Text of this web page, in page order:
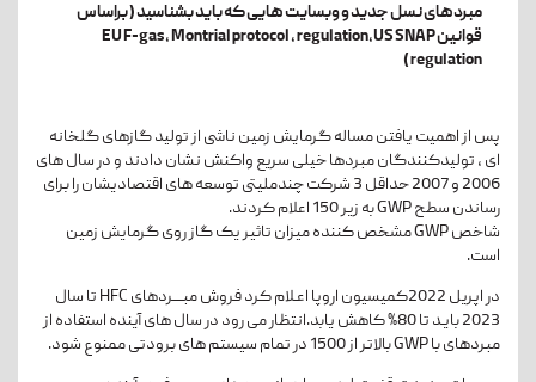
مبردهای نسل جدید و وبسایت هایی که باید بشناسید ( براساس
قوانین EU F-gas , Montrial protocol , regulation,US SNAP
regulation )
پس از اهمیت یافتن مساله گرمایش زمین ناشی از تولید گازهای گلخانه
ای ، تولیدکنندگان مبردها خیلی سریع واکنش نشان دادند و در سال های
2006 و 2007 حداقل 3 شرکت چندملیتی توسعه های اقتصادیشان را برای
رساندن سطح GWP به زیر 150 اعلام کردند.
شاخص GWP مشخص کننده میزان تاثیر یک گاز روی گرمایش زمین
است.
در اپریل 2022کمیسیون اروپا اعـلام کرد فروش مبــــردهای HFC تا سال
2023 بایـد تا 80% کاهش یابد.انتظار می رود در سال های آینده استفاده از
مبردهای با GWP بالاتر از 1500 در تمام سیستم های برودتی ممنوع شود.